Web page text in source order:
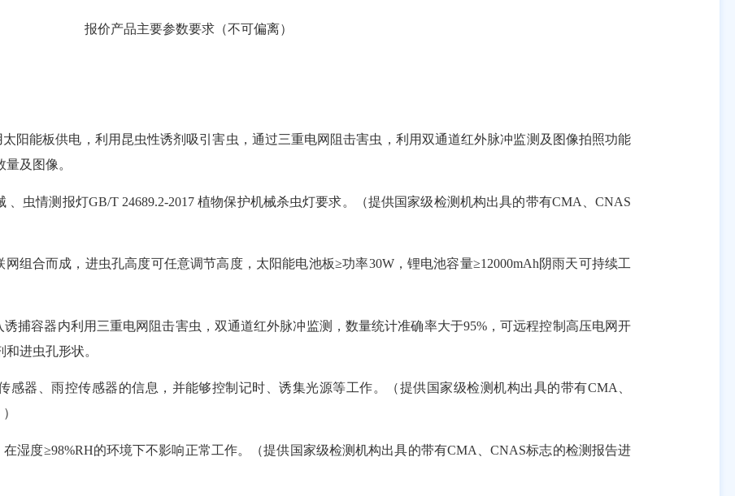
报价产品主要参数要求（不可偏离）
阳能板供电，利用昆虫性诱剂吸引害虫，通过三重电网阻击害虫，利用双通道红外脉冲监测及图像拍照功能
及图像。
、虫情测报灯GB/T 24689.2-2017 植物保护机械杀虫灯要求。（提供国家级检测机构出具的带有CMA、CNAS
组合而成，进虫孔高度可任意调节高度，太阳能电池板≥功率30W，锂电池容量≥12000mAh阴雨天可持续工
捕容器内利用三重电网阻击害虫，双通道红外脉冲监测，数量统计准确率大于95%，可远程控制高压电网开
进虫孔形状。
感器、雨控传感器的信息，并能够控制记时、诱集光源等工作。（提供国家级检测机构出具的带有CMA、
湿度≥98%RH的环境下不影响正常工作。（提供国家级检测机构出具的带有CMA、CNAS标志的检测报告进